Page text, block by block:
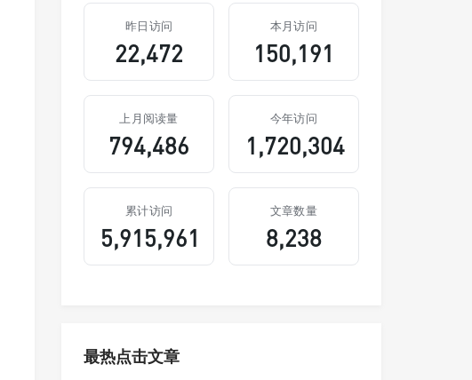
昨日访问
22,472
本月访问
150,191
上月阅读量
794,486
今年访问
1,720,304
累计访问
5,915,961
文章数量
8,238
最热点击文章